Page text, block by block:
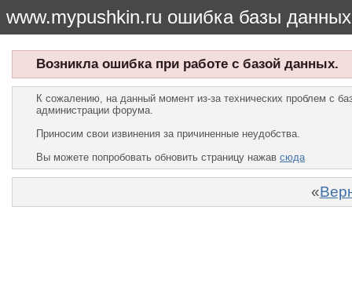
www.mypushkin.ru ошибка базы данных
Возникла ошибка при работе с базой данных.
К сожалению, на данный момент из-за технических проблем с
администрации форума.
Приносим свои извинения за причиненные неудобства.
Вы можете попробовать обновить страницу нажав сюда
«